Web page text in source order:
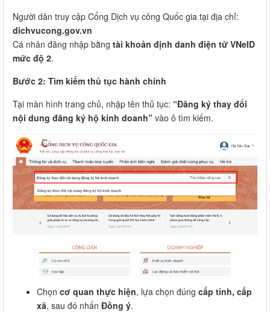
Người dân truy cập Cổng Dịch vụ công Quốc gia tại địa chỉ:
dichvucong.gov.vn
Cá nhân đăng nhập bằng tài khoản định danh điện tử VNeID
mức độ 2.
Bước 2: Tìm kiếm thủ tục hành chính
Tại màn hình trang chủ, nhập tên thủ tục: “Đăng ký thay đổi
nội dung đăng ký hộ kinh doanh” vào ô tìm kiếm.
Chọn cơ quan thực hiện, lựa chọn đúng cấp tỉnh, cấp
xã, sau đó nhấn Đồng ý.